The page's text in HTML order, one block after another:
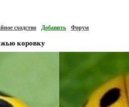
сходство Добавить Форум
коровку